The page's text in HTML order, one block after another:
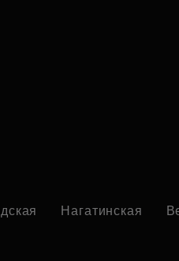
Нагатинская